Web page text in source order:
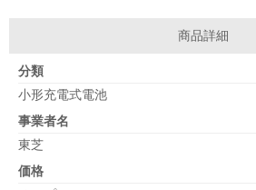
商品詳細
分類
小形充電式電池
事業者名
東芝
価格